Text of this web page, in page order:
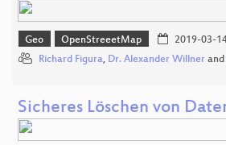
Geo OpenStreeetMap 2019-03-
Richard Figura, Dr. Alexander Willner and
Sicheres Löschen von